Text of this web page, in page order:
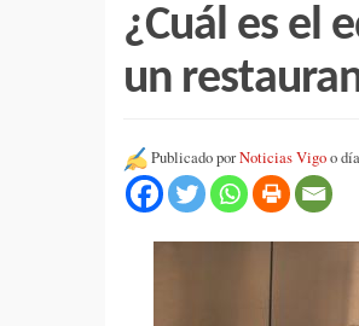
¿Cuál es el
un
Publicado porNoticias Vigoo